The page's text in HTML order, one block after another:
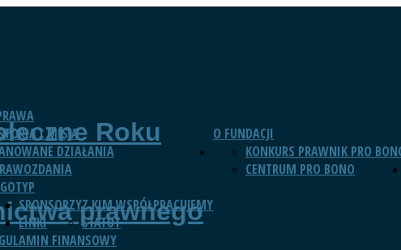
O FUNDACJI
I MISJA
DZIAŁANIA
Z KIM WSPÓŁPRACUJEMY
SPONSORZY
LINKI
STATUT
FINANSOWY
KONKURS PRAWNIK PRO
CENTRUM PRO BONO
Roku
prawnego